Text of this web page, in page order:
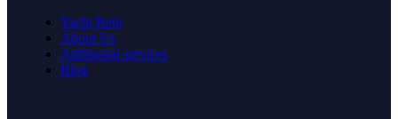
Yacht Rent
About Us
Additional services
Blog